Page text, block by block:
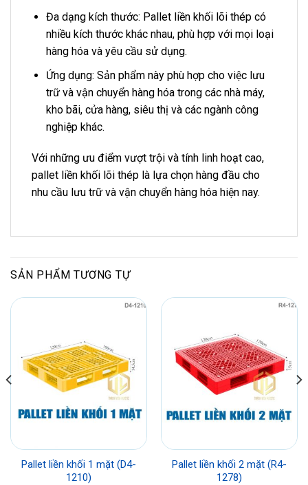
Đa dạng kích thước: Pallet liền khối lõi thép có
nhiều kích thước khác nhau, phù hợp với mọi loại
hàng hóa và yêu cầu sử dụng.
Ứng dụng: Sản phẩm này phù hợp cho việc lưu
trữ và vận chuyển hàng hóa trong các nhà máy,
kho bãi, cửa hàng, siêu thị và các ngành công
nghiệp khác.
Với những ưu điểm vượt trội và tính linh hoạt cao,
pallet liền khối lõi thép là lựa chọn hàng đầu cho
nhu cầu lưu trữ và vận chuyển hàng hóa hiện nay.
SẢN PHẨM TƯƠNG TỰ
Pallet liền khối 1 mặt (D4-
1210)
Pallet liền khối 2 mặt (R4-
1278)